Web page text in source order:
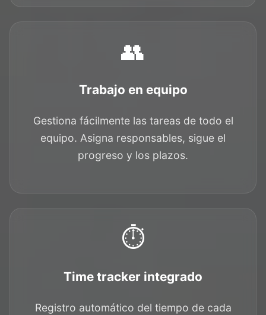
👥
Trabajo en equipo
Gestiona fácilmente las tareas de todo el
equipo. Asigna responsables, sigue el
progreso y los plazos.
⏱️
Time tracker integrado
Registro automático del tiempo de cada